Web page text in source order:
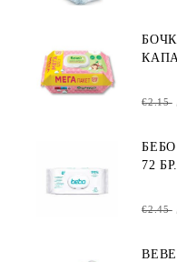
БОЧКО МОКРИ
€2.15
БЕБО
72
€2.45